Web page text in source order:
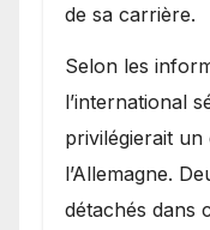
de sa carrière.
Selon les
l’international
privilégierait un
l’Allemagne.
détachés dans